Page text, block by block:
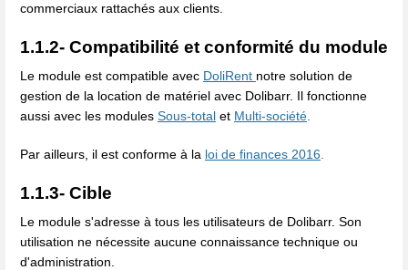
commerciaux rattachés aux clients.
1.1.2- Compatibilité et conformité du module
Le module est compatible avec DoliRent notre solution de
gestion de la location de matériel avec Dolibarr. Il fonctionne
aussi avec les modules Sous-total et Multi-société.
Par ailleurs, il est conforme à la loi de finances 2016
1.1.3- Cible
Le module s'adresse à tous les utilisateurs de Dolibarr. Son
utilisation ne nécessite aucune connaissance technique ou
d'administration.